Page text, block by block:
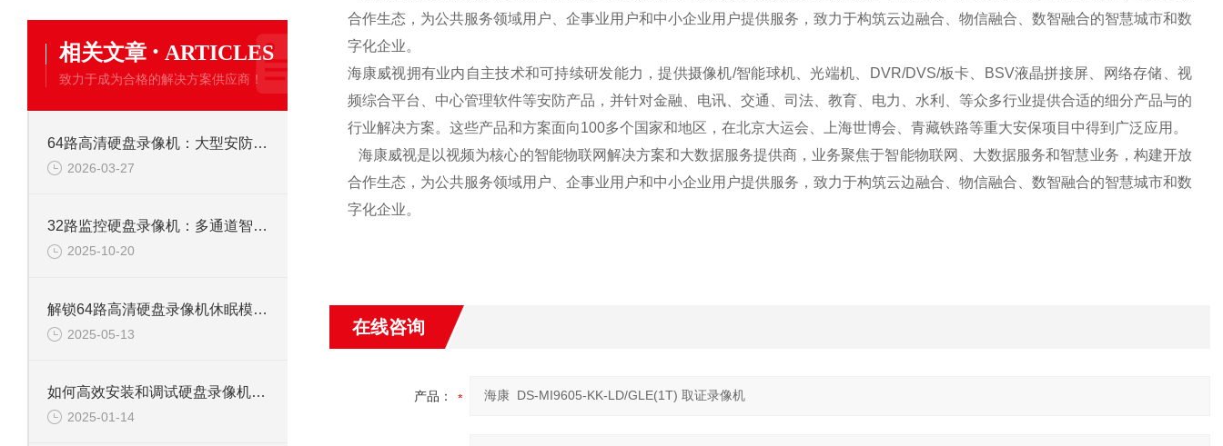
相关文章 · ARTICLES
致力于成为合格的解决方案供应商！
64路高清硬盘录像机：大型安防监控系统的核心存储解决方案
2026-03-27
32路监控硬盘录像机：多通道智能监控，构筑全域安全防线
2025-10-20
解锁64路高清硬盘录像机休眠模式的多重优势
2025-05-13
如何高效安装和调试硬盘录像机：专业教程
2025-01-14
合作生态，为公共服务领域用户、企事业用户和中小企业用户提供服务，致力于构筑云边融合、物信融合、数智融合的智慧城市和数
字化企业。
海康威视拥有业内自主技术和可持续研发能力，提供摄像机/智能球机、光端机、DVR/DVS/板卡、BSV液晶拼接屏、网络存储、视
频综合平台、中心管理软件等安防产品，并针对金融、电讯、交通、司法、教育、电力、水利、等众多行业提供合适的细分产品与的
行业解决方案。这些产品和方案面向100多个国家和地区，在北京大运会、上海世博会、青藏铁路等重大安保项目中得到广泛应用。
海康威视是以视频为核心的智能物联网解决方案和大数据服务提供商，业务聚焦于智能物联网、大数据服务和智慧业务，构建开放
合作生态，为公共服务领域用户、企事业用户和中小企业用户提供服务，致力于构筑云边融合、物信融合、数智融合的智慧城市和数
字化企业。
在线咨询
产品：